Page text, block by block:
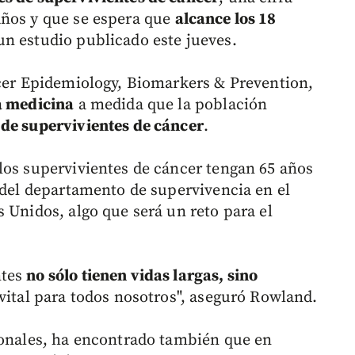
y que se espera que alcance los 18
estudio publicado este jueves.
Epidemiology, Biomarkers & Prevention,
medicina a medida que la población
supervivientes de cáncer.
supervivientes de cáncer tengan 65 años
departamento de supervivencia en el
algo que será un reto para el
no sólo tienen vidas largas, sino
para todos nosotros", aseguró Rowland.
ha encontrado también que en